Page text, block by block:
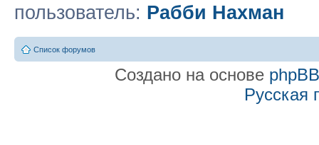
пользователь: Рабби Нахман
Список форумов
Создано на основе phpBB
Русская